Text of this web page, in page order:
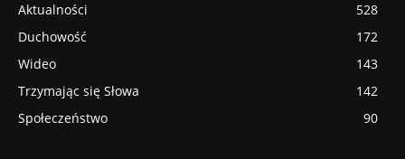
Aktualności
528
Duchowość
172
Wideo
143
Trzymając się Słowa
142
Społeczeństwo
90